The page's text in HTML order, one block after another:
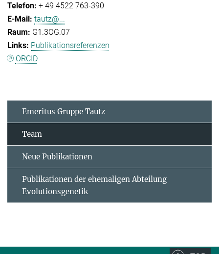
+ 49 4522 763-390
tautz@...
G1.3OG.07
Publikationsreferenzen
ORCID
Emeritus Gruppe Tautz
Team
Neue Publikationen
Publikationen der ehemaligen Abteilung
Evolutionsgenetik